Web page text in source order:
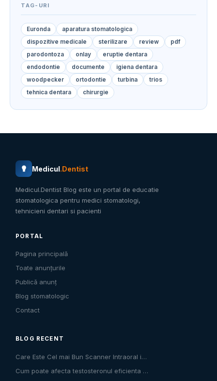
TAG-URI
Euronda
aparatura stomatologica
dispozitive medicale
sterilizare review
pdf
parodontoza
onlay
eruptie dentara
endodontie
documente
igiena dentara
woodpecker
ortodontie turbina
trios
tehnica dentara
chirurgie
Medicul.Dentist
Medicul.Dentist Blog este un portal de educatie
stomatologica pentru medici stomatologi,
tehnicieni dentari si pacienti
PORTAL
Pagina principală
Toate anunțurile
Publică anunț
Blog stomatologic
Contact
BLOG RECENT
Care Este Cel mai Bun Scanner Intraoral i…
Cum poate afecta testosteronul eficienta …